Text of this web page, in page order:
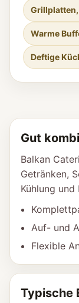
Warme
Deftige
Gut
Balkan
Getränken,
Kühlung
Auf- und
Flexible
Typische